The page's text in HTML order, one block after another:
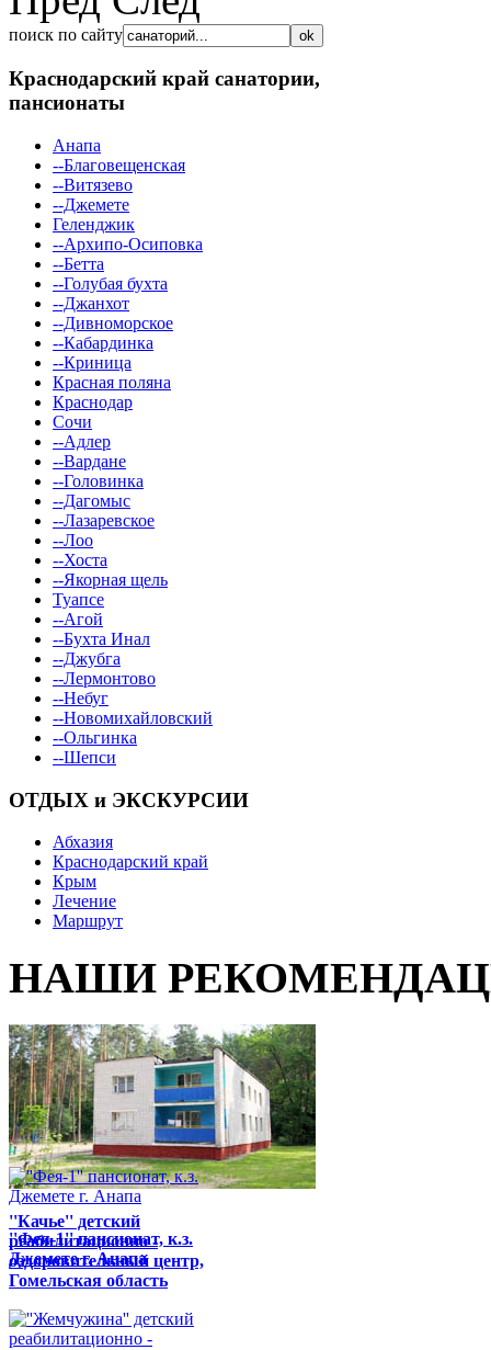
поиск по сайту
Краснодарский край санатории,
пансионаты
Анапа
--Благовещенская
--Витязево
--Джемете
Геленджик
--Архипо-Осиповка
--Бетта
--Голубая бухта
--Джанхот
--Дивноморское
--Кабардинка
--Криница
Красная поляна
Краснодар
Сочи
--Адлер
--Вардане
--Головинка
--Дагомыс
--Лазаревское
--Лоо
--Хоста
--Якорная щель
Туапсе
--Агой
--Бухта Инал
--Джубга
--Лермонтово
--Небуг
--Новомихайловский
--Ольгинка
--Шепси
ОТДЫХ и ЭКСКУРСИИ
Абхазия
Краснодарский край
Крым
Лечение
Маршрут
НАШИ
''Качье'' детский
реабилитационно -
оздоровительный центр,
Гомельская область
''Фея-1'' пансионат, к.з.
Джемете г. Анапа